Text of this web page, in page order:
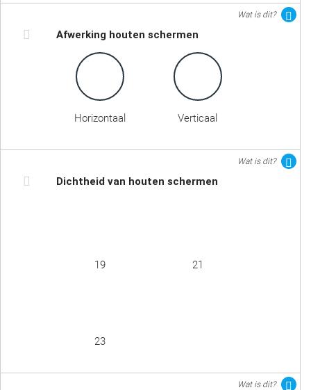
Wat is dit?
Afwerking houten schermen
Horizontaal Verticaal
Wat is dit?
Dichtheid van houten schermen
19 21
23
Wat is dit?